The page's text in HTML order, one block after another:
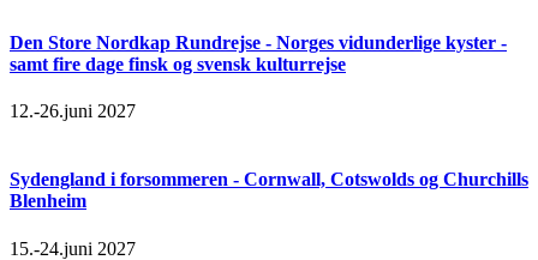
Den Store Nordkap Rundrejse - Norges vidunderlige kyster -
samt fire dage finsk og svensk kulturrejse
12.-26.juni 2027
Sydengland i forsommeren - Cornwall, Cotswolds og Churchills
Blenheim
15.-24.juni 2027